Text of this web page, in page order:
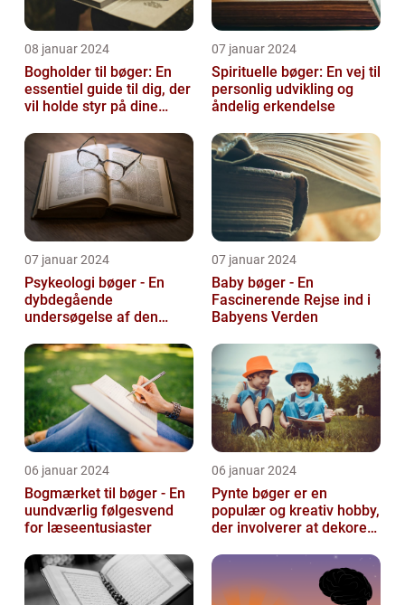
08 januar 2024
Bogholder til bøger: En
essentiel guide til dig, der
vil holde styr på dine
07 januar 2024
Spirituelle bøger: En vej til
personlig udvikling og
åndelig erkendelse
07 januar 2024
Psykeologi bøger - En
dybdegående
undersøgelse af den
verden
07 januar 2024
Baby bøger - En
Fascinerende Rejse ind i
Babyens Verden
06 januar 2024
Bogmærket til bøger - En
uundværlig følgesvend
for læseentusiaster
06 januar 2024
Pynte bøger er en
populær og kreativ hobby,
der involverer at dekorere
forskellige...